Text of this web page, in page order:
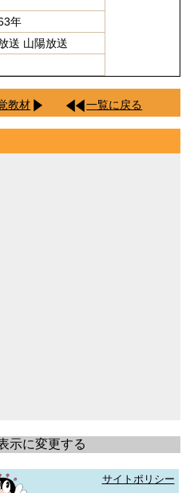
年
送 山陽放送
教材 一覧に戻る
示に変更する
サイトポリシー